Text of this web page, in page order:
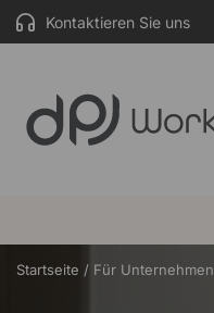
Kontaktieren Sie uns
Startseite Für Unternehmen